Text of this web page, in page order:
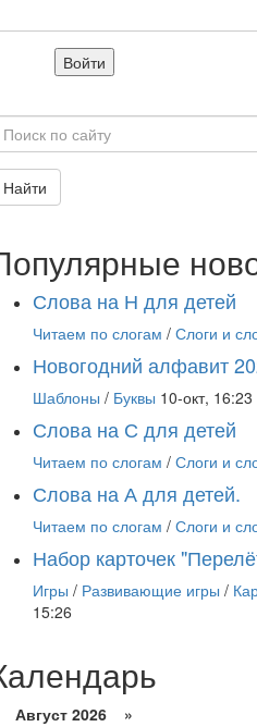
Войти
Найти
Слова на Н для детей
Читаем по слогам / Слоги и
Новогодний алфавит
Шаблоны / Буквы 10-окт, 16:23
Слова на С для детей
Читаем по слогам / Слоги и
Слова на А для детей.
Читаем по слогам / Слоги и
Набор карточек
Игры / Развивающие игры /
15:26
Август 2026 »